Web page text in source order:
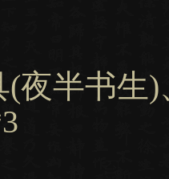
半书生)